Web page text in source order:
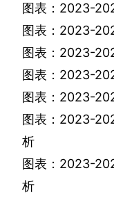
图表： 2023-
图表： 2023-
图表： 2023-
图表： 2023-
图表： 2023-
图表： 2023-
析
图表： 2023-
析